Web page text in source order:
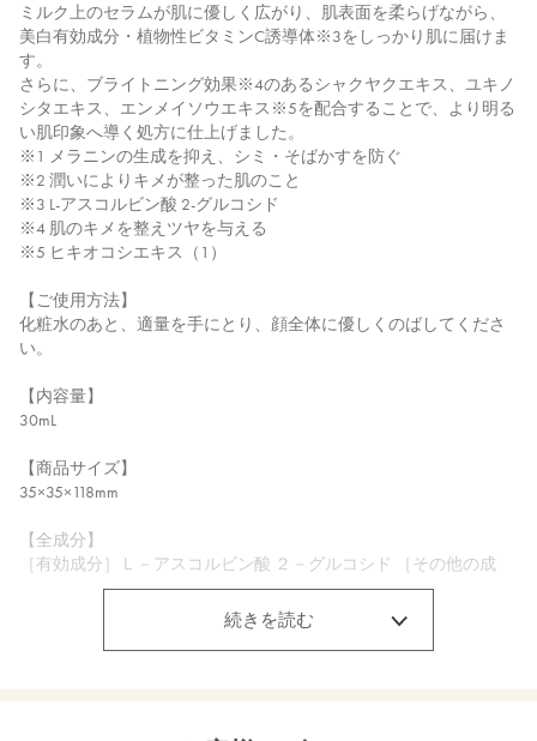
ミルク上のセラムが肌に優しく広がり、肌表面を柔らげながら、
美白有効成分・植物性ビタミンC誘導体※3をしっかり肌に届けま
す。
さらに、ブライトニング効果※4のあるシャクヤクエキス、ユキノ
シタエキス、エンメイソウエキス※5を配合することで、より明る
い肌印象へ導く処方に仕上げました。
※1 メラニンの生成を抑え、シミ・そばかすを防ぐ
※2 潤いによりキメが整った肌のこと
※3 L-アスコルビン酸 2-グルコシド
※4 肌のキメを整えツヤを与える
※5 ヒキオコシエキス（1）
【ご使用方法】
化粧水のあと、適量を手にとり、顔全体に優しくのばしてくださ
い。
【内容量】
30mL
【商品サイズ】
35×35×118mm
【全成分】
［有効成分］Ｌ－アスコルビン酸 ２－グルコシド ［その他の成
分］アロエ液汁末（２）＊、精製水、ノバラエキス＊、オリーブ
葉エキス、チャエキス（１）、ヨモギエキス、ノニ果汁、アロエ
エキス（２）、ウメ果実エキス、セイヨウネズエキス、ユキノシ
続きを読む